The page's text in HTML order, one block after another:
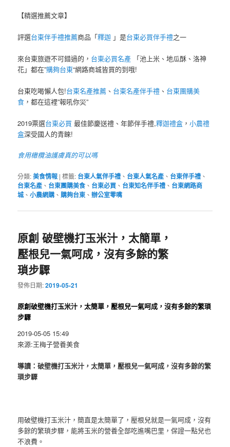
【精選推薦文章】
評選台東伴手禮推薦商品「釋迦 」是台東必買伴手禮之一
來台東旅遊不可錯過的， 台東必買名產 「池上米、地瓜酥、洛神
花」都在”購夠台東“網路商城皆買的到哦!
台東吃喝懶人包!台東名產推薦 、 台東名產伴手禮 、 台東團購美
食 ，都在這裡”報吼你災”
2019票選台東必買 最佳節慶送禮、年節伴手禮,釋迦禮盒 ，小農禮
盒深受國人的青睞!
食用橄欖油護膚真的可以嗎
分類:美食情報 |標籤: 台東人氣伴手禮 、 台東人氣名產 、 台東伴手禮 、
台東名產 、 台東團購美食 、 台東必買 、 台東知名伴手禮 、 台東網路商
城 、小農網購 、購夠台東 、辦公室零嘴
原創 破壁機打玉米汁，太簡單，
壓根兒一氣呵成，沒有多餘的繁
瑣步驟
發佈日期:2019-05-21
原創破壁機打玉米汁，太簡單，壓根兒一氣呵成，沒有多餘的繁瑣
步驟
2019-05-05 15:49
來源:王梅子營養美食
導讀：破壁機打玉米汁，太簡單，壓根兒一氣呵成，沒有多餘的繁
瑣步驟
用破壁機打玉米汁，簡直是太簡單了，壓根兒就是一氣呵成，沒有
多餘的繁瑣步驟，能將玉米的營養全部吃進嘴巴里，保證一點兒也
不浪費。